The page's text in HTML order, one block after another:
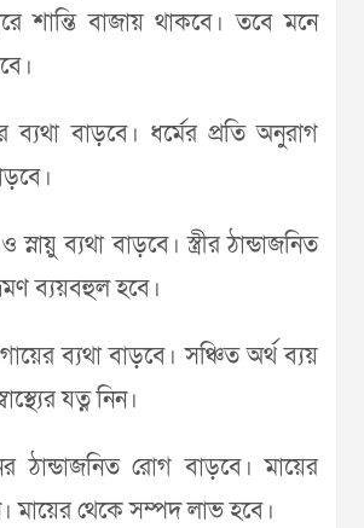
শান্তি বাজায় থাকবে। তবে মনে
ব্যথা বাড়বে। ধর্মের প্রতি অনুরাগ
স্নায়ু ব্যথা বাড়বে। স্ত্রীর ঠান্ডাজনিত
ব্যয়বহুল হবে।
গায়ের ব্যথা বাড়বে। সঞ্চিত অর্থ ব্যয়
যত্ন নিন।
ঠান্ডাজনিত রোগ বাড়বে। মায়ের
মায়ের থেকে সম্পদ লাভ হবে।